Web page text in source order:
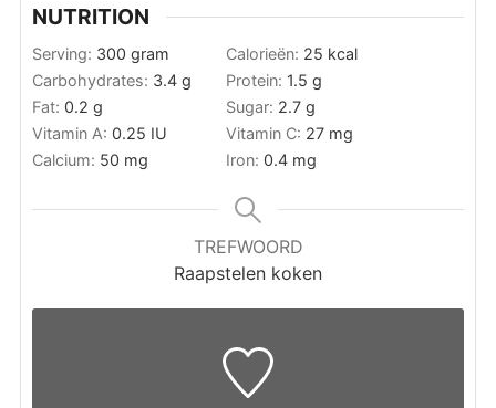
NUTRITION
Serving: 300 gram Calorieën: 25 kcal
Carbohydrates: 3.4 g Protein: 1.5 g
Fat: 0.2 g Sugar: 2.7 g
Vitamin A: 0.25 IU Vitamin C: 27 mg
Calcium: 50 mg Iron: 0.4 mg
TREFWOORD
Raapstelen koken